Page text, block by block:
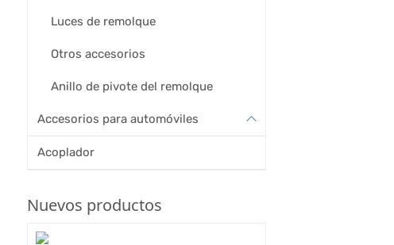
Luces de remolque
Otros accesorios
Anillo de pivote del remolque
Accesorios para automóviles
Acoplador
Nuevos productos